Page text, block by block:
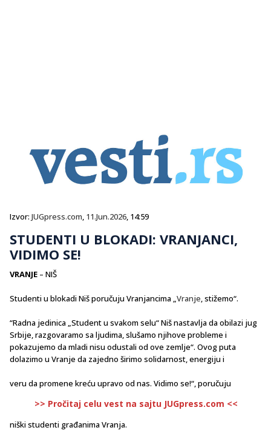
Izvor: JUGpress.com, 11.Jun.2026, 14:59
STUDENTI U BLOKADI: VRANJANCI,
VIDIMO SE!
VRANJE – NIŠ
Studenti u blokadi Niš poručuju Vranjancima „Vranje, stižemo“.
“Radna jedinica „Student u svakom selu“ Niš nastavlja da obilazi jug
Srbije, razgovaramo sa ljudima, slušamo njihove probleme i
pokazujemo da mladi nisu odustali od ove zemlje“. Ovog puta
dolazimo u Vranje da zajedno širimo solidarnost, energiju i
veru da promene kreću upravo od nas. Vidimo se!“, poručuju
>> Pročitaj celu vest na sajtu JUGpress.com <<
niški studenti građanima Vranja.